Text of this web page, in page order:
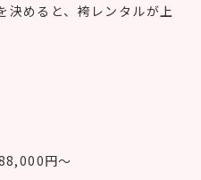
決めると、袴レンタルが上
円〜